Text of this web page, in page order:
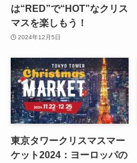
は“RED”で“HOT”なクリス
マスを楽しもう！
2024年12月5日
東京タワークリスマスマー
ケット2024：ヨーロッパの